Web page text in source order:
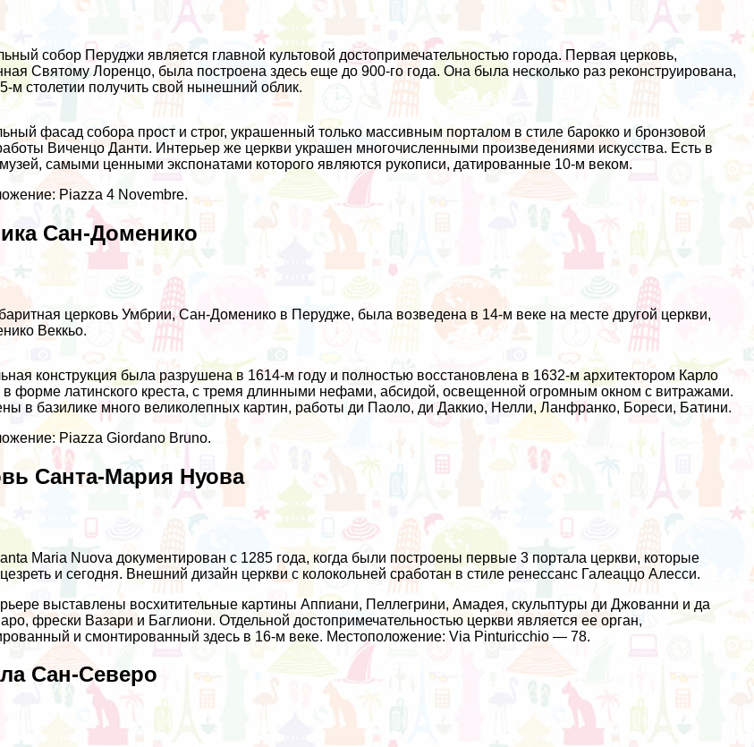
собор Перуджи является главной культовой достопримечательностью города. Первая церковь,
Святому Лоренцо, была построена здесь еще до 900-го года. Она была несколько раз реконструирована,
м столетии получить свой нынешний облик.
фасад собора прост и строг, украшенный только массивным порталом в стиле барокко и бронзовой
Виченцо Данти. Интерьер же церкви украшен многочисленными произведениями искусства. Есть в
самыми ценными экспонатами которого являются рукописи, датированные 10-м веком.
Piazza 4 Novembre.
Сан-Доменико
церковь Умбрии, Сан-Доменико в Перудже, была возведена в 14-м веке на месте другой церкви,
Веккьо.
конструкция была разрушена в 1614-м году и полностью восстановлена в 1632-м архитектором Карло
форме латинского креста, с тремя длинными нефами, абсидой, освещенной огромным окном с витражами.
в базилике много великолепных картин, работы ди Паоло, ди Даккио, Нелли, Ланфранко, Бореси, Батини.
Piazza Giordano Bruno.
Санта-Мария Нуова
Maria Nuova документирован с 1285 года, когда были построены первые 3 портала церкви, которые
и сегодня. Внешний дизайн церкви с колокольней сработан в стиле ренессанс Галеаццо Алесси.
выставлены восхитительные картины Аппиани, Пеллегрини, Амадея, скульптуры ди Джованни и да
фрески Вазари и Баглиони. Отдельной достопримечательностью церкви является ее орган,
и смонтированный здесь в 16-м веке. Местоположение: Via Pinturicchio — 78.
Сан-Северо